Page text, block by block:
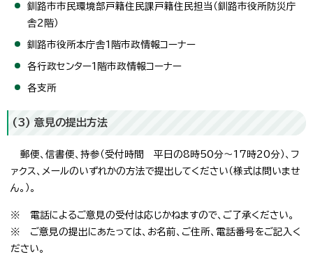
釧路市市民環境部戸籍住民課戸籍住民担当（釧路市役所防災庁
舎2階）
釧路市役所本庁舎1階市政情報コーナー
各行政センター1階市政情報コーナー
各支所
(3) 意見の提出方法
郵便、信書便、持参（受付時間 平日の8時50分～17時20分）、フ
ァクス、メールのいずれかの方法で提出してください（様式は問いませ
ん。）。
※ 電話によるご意見の受付は応じかねますので、ご了承ください。
※ ご意見の提出にあたっては、お名前、ご住所、電話番号をご記入く
ださい。